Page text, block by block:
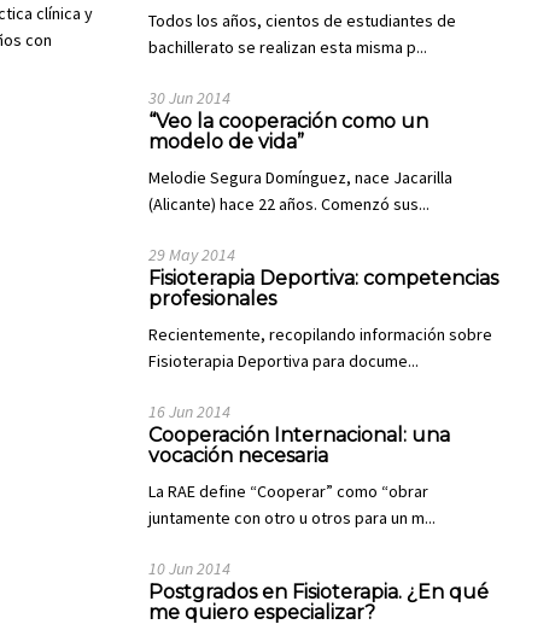
clínica y
con
Todos los años, cientos de estudiantes de
bachillerato se realizan esta misma p...
30 Jun 2014
“Veo la cooperación como un
modelo de vida”
Melodie Segura Domínguez, nace Jacarilla
(Alicante) hace 22 años. Comenzó sus...
29 May 2014
Fisioterapia Deportiva: competencias
profesionales
Recientemente, recopilando información sobre
Fisioterapia Deportiva para docume...
16 Jun 2014
Cooperación Internacional: una
vocación necesaria
La RAE define “Cooperar” como “obrar
juntamente con otro u otros para un m...
10 Jun 2014
Postgrados en Fisioterapia. ¿En qué
me quiero especializar?